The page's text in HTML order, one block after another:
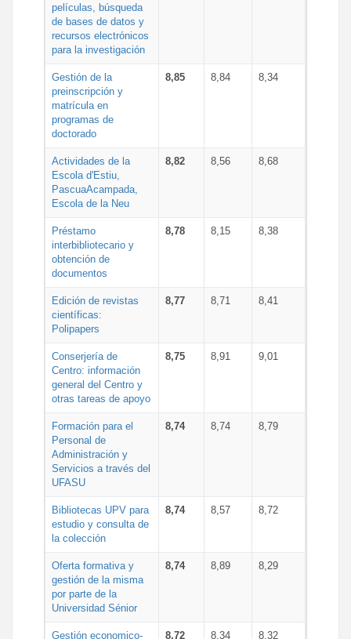
películas, búsqueda
de bases de datos y
recursos electrónicos
para la investigación
Gestión de la
preinscripción y
matrícula en
programas de
doctorado
8,85 8,84 8,34
Actividades de la
Escola d'Estiu,
PascuaAcampada,
Escola de la Neu
8,82 8,56 8,68
Préstamo
interbibliotecario y
obtención de
documentos
8,78 8,15 8,38
Edición de revistas
científicas:
Polipapers
8,77 8,71 8,41
Conserjería de
Centro: información
general del Centro y
otras tareas de apoyo
8,75 8,91 9,01
Formación para el
Personal de
Administración y
Servicios a través del
UFASU
8,74 8,74 8,79
Bibliotecas UPV para
estudio y consulta de
la colección
8,74 8,57 8,72
Oferta formativa y
gestión de la misma
por parte de la
Universidad Sénior
8,74 8,89 8,29
Gestión economico- 8,72 8,34 8,32